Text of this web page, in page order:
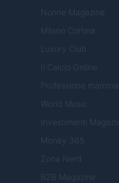
Nonne Magazine
Milano Cortina
Luxury Club
Il Calcio Online
Professione mamma
World Music
Investimenti
Money 365
Zona Nerd
B2B Magazine